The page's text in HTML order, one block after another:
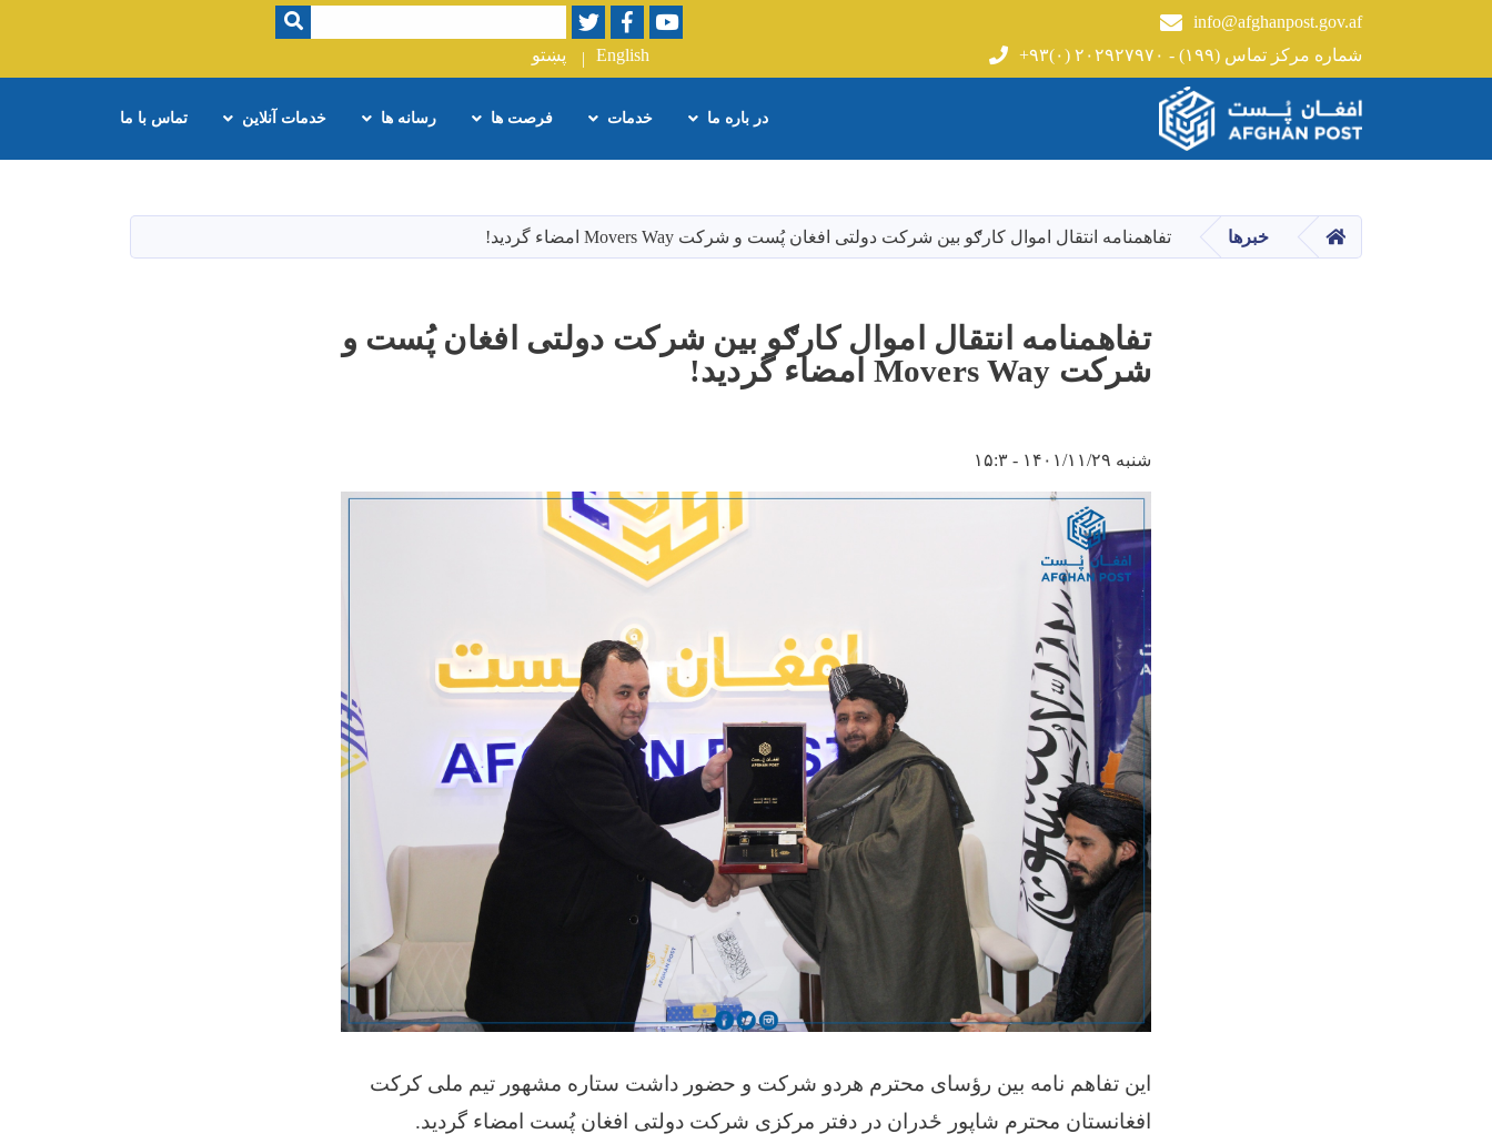
main
content
info@afghanpost.gov.af
+۹۳(۰) ۲۰۲۹۲۷۹۷۰ - شماره مرکز تماس (۱۹۹)
Youtube
Facebook
Twitter
Search
SEARCH
English پښتو
Main navigation
در باره ما خدمات فرصت ها رسانه ها خدمات آنلاین تماس با ما
HOME خبرها تفاهمنامه انتقال اموال کارګو بین شرکت دولتی افغان پُست و شرکت Movers Way امضاء گردید!
تفاهمنامه انتقال اموال کارګو بین شرکت دولتی افغان پُست و
شرکت Movers Way امضاء گردید!
شنبه ۱۴۰۱/۱۱/۲۹ - ۱۵:۳
این تفاهم نامه بین رؤسای محترم هردو شرکت و حضور داشت ستاره مشهور تیم ملی کرکت
افغانستان محترم شاپور ځدران در دفتر مرکزی شرکت دولتی افغان پُست امضاء گردید.